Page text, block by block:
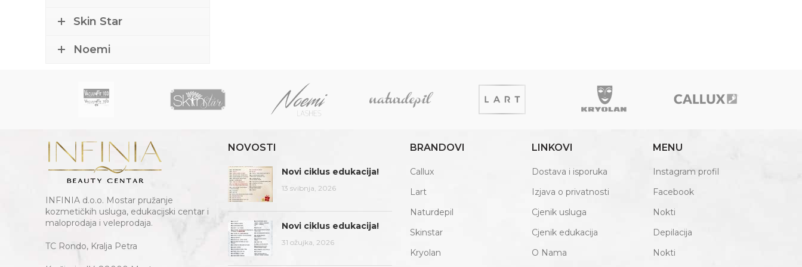
Skin Star
Noemi
INFINIA d.o.o. Mostar pružanje
kozmetičkih usluga, edukacijski centar i
maloprodaja i veleprodaja.
TC Rondo, Kralja Petra
NOVOSTI
Novi ciklus edukacija!
13 svibnja, 2026
Novi ciklus edukacija!
31 ožujka, 2026
BRANDOVI
Callux
Lart
Naturdepil
Skinstar
Kryolan
LINKOVI
Dostava i isporuka
Izjava o privatnosti
Cjenik usluga
Cjenik edukacija
O Nama
MENU
Instagram profil
Facebook
Nokti
Depilacija
Nokti